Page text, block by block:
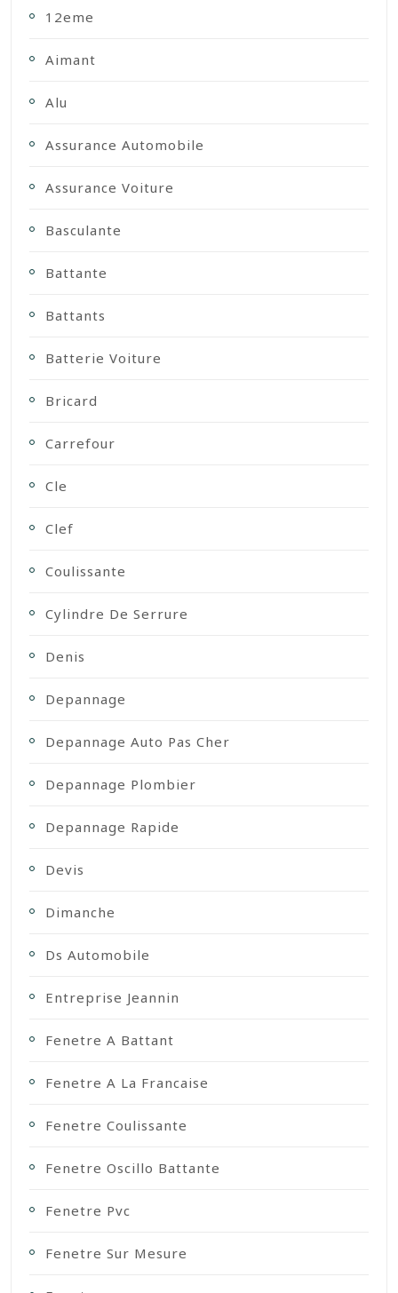
12eme
Aimant
Alu
Assurance Automobile
Assurance Voiture
Basculante
Battante
Battants
Batterie Voiture
Bricard
Carrefour
Cle
Clef
Coulissante
Cylindre De Serrure
Denis
Depannage
Depannage Auto Pas Cher
Depannage Plombier
Depannage Rapide
Devis
Dimanche
Ds Automobile
Entreprise Jeannin
Fenetre A Battant
Fenetre A La Francaise
Fenetre Coulissante
Fenetre Oscillo Battante
Fenetre Pvc
Fenetre Sur Mesure